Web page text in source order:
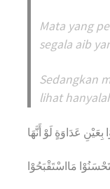
Mata yang
segala aib
Sedangkan
lihat
بِعَيْنِ عَدَاوَةٍ لَوْ أَنَّهَا
مَااسْتَقْبَحُوْا